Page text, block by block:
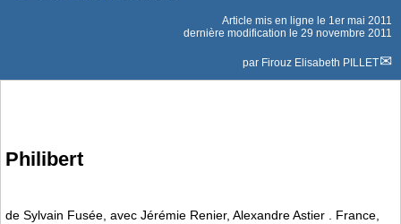
Article mis en ligne le 1er mai 2011
dernière modification le 29 novembre 2011
par Firouz Elisabeth PILLET
Philibert
de Sylvain Fusée, avec Jérémie Renier, Alexandre Astier . France,